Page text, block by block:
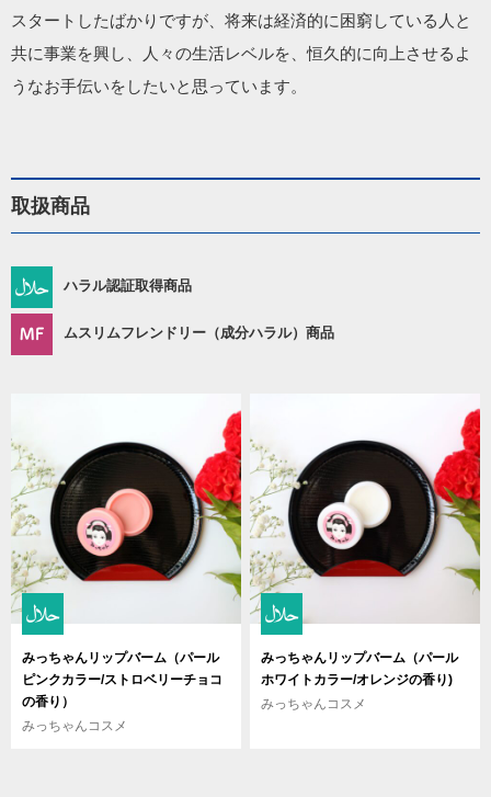
スタートしたばかりですが、将来は経済的に困窮している人と
共に事業を興し、人々の生活レベルを、恒久的に向上させるよ
うなお手伝いをしたいと思っています。
取扱商品
ハラル認証取得商品
ムスリムフレンドリー（成分ハラル）商品
みっちゃんリップバーム（パール
ピンクカラー/ストロベリーチョコ
の香り）
みっちゃんコスメ
みっちゃんリップバーム（パール
ホワイトカラー/オレンジの香り)
みっちゃんコスメ